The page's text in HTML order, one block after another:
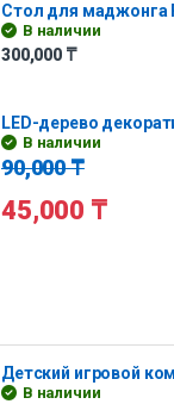
Стол для маджонга
В наличии
300,000 ₸
LED-дерево
В наличии
90,000₸
45,000 ₸
Детский игровой
В наличии